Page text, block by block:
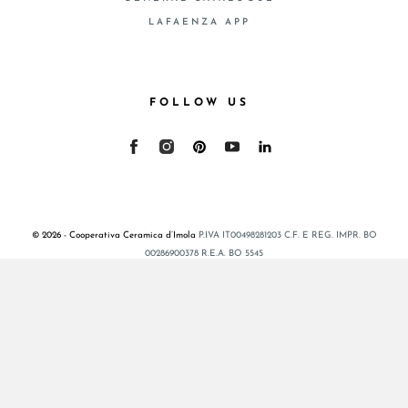
LAFAENZA APP
FOLLOW US
© 2026 - Cooperativa Ceramica d’Imola P.IVA IT00498281203 C.F. E REG. IMPR. BO
00286900378 R.E.A. BO 5545